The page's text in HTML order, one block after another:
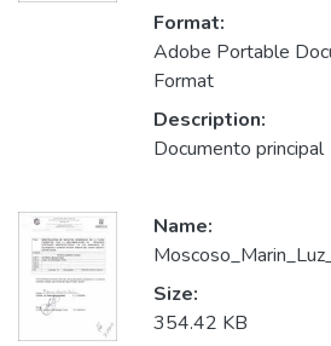
Format:
Adobe Portable
Format
Description:
Documento principal
Name:
Size:
354.42 KB